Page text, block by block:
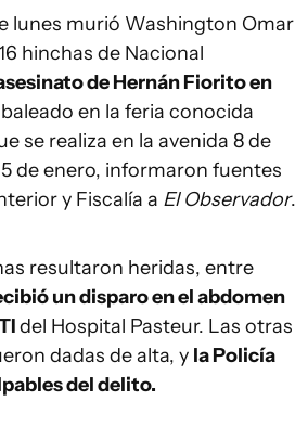
lunes murió Washington Omar
hinchas de Nacional
de Hernán Fiorito en
en la feria conocida
se realiza en la avenida 8 de
de enero, informaron fuentes
y Fiscalía a El Observador.
resultaron heridas, entre
un disparo en el abdomen
del Hospital Pasteur. Las otras
dadas de alta, y la Policía
del delito.